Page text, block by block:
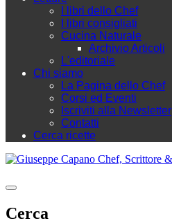
I libri dello Chef
I libri consigliati
Cucina Naturale
Archivio Articoli
L'editoriale
Chi siamo
La Pagina dello Chef
Corsi ed Eventi
Iscriviti alla Newsletter
Contatti
Cerca ricette
Cerca